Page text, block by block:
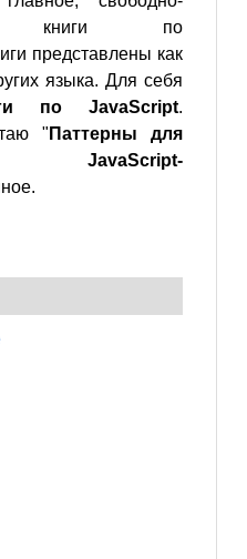
книги по
представлены как
языка. Для себя
по JavaScript.
" Паттерны для
JavaScript-